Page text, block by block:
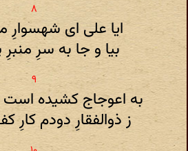
ایا علی‌ ای
بیا و جا به سرِ
به اعوجاج کشیده است
ز ذوالفقارِ دودم کارِ